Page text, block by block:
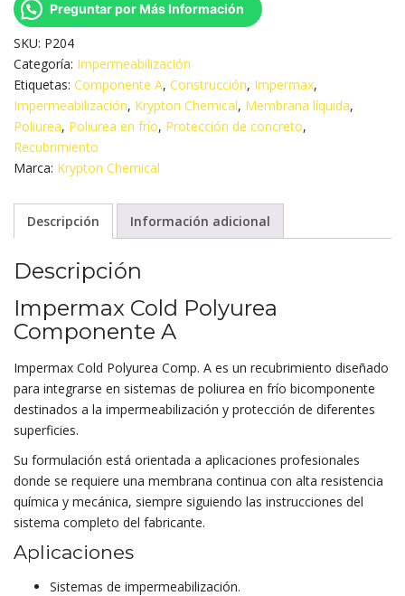
Preguntar por Más Información
SKU: P204
Categoría: Impermeabilización
Etiquetas: Componente A, Construcción, Impermax,
Impermeabilización, Krypton Chemical, Membrana líquida,
Poliurea, Poliurea en frío, Protección de concreto,
Recubrimiento
Marca: Krypton Chemical
Descripción Información adicional
Descripción
Impermax Cold Polyurea
Componente A
Impermax Cold Polyurea Comp. A es un recubrimiento diseñado
para integrarse en sistemas de poliurea en frío bicomponente
destinados a la impermeabilización y protección de diferentes
superficies.
Su formulación está orientada a aplicaciones profesionales
donde se requiere una membrana continua con alta resistencia
química y mecánica, siempre siguiendo las instrucciones del
sistema completo del fabricante.
Aplicaciones
Sistemas de impermeabilización.